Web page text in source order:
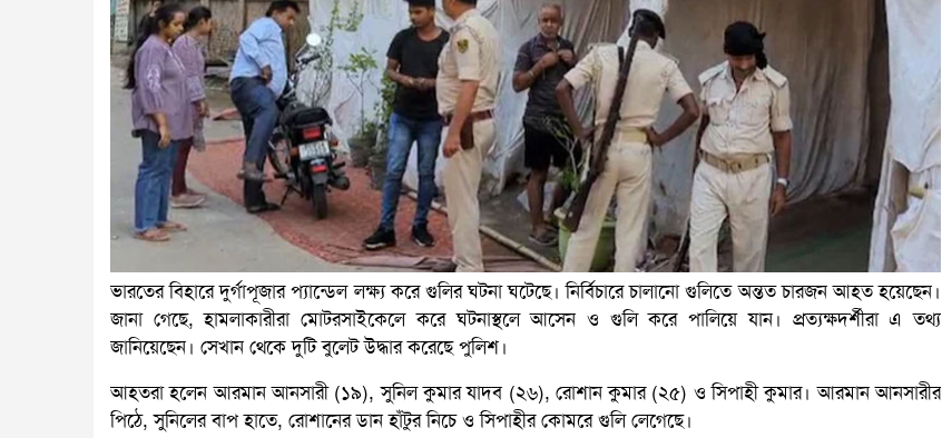
ভারতের বিহারে দুর্গাপূজার প্যান্ডেল লক্ষ্য করে গুলির ঘটনা ঘটেছে। নির্বিচারে চালানো গুলিতে অন্তত চারজন আহত হয়েছেন।
জানা গেছে, হামলাকারীরা মোটরসাইকেলে করে ঘটনাস্থলে আসেন ও গুলি করে পালিয়ে যান। প্রত্যক্ষদর্শীরা এ তথ্য
জানিয়েছেন। সেখান থেকে দুটি বুলেট উদ্ধার করেছে পুলিশ।
আহতরা হলেন আরমান আনসারী (১৯), সুনিল কুমার যাদব (২৬), রোশান কুমার (২৫) ও সিপাহী কুমার। আরমান আনসারীর
পিঠে, সুনিলের বাপ হাতে, রোশানের ডান হাঁটুর নিচে ও সিপাহীর কোমরে গুলি লেগেছে।